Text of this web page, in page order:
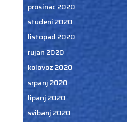
prosinac 2020
studeni 2020
listopad 2020
rujan 2020
kolovoz 2020
srpanj 2020
lipanj 2020
svibanj 2020